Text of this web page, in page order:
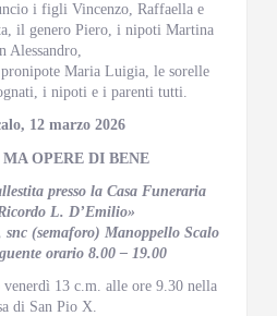
i figli Vincenzo, Raffaella e
il genero Piero, i nipoti Martina
Alessandro,
Maria Luigia, le sorelle
i nipoti e i parenti tutti.
12 marzo 2026
OPERE DI BENE
presso la Casa Funeraria
L. D’Emilio»
(semaforo) Manoppello Scalo
orario 8.00 – 19.00
13 c.m. alle ore 9.30 nella
di San Pio X.